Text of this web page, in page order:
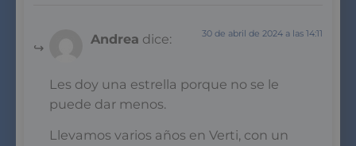
Andrea dice: 30 de abril de 2024 a las 14:11
Les doy una estrella porque no se le
puede dar menos.
Llevamos varios años en Verti, con un